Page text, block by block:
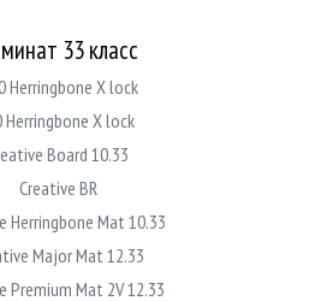
33 класс
Herringbone X lock
Herringbone X lock
Board 10.33
Creative BR
Herringbone Mat 10.33
Major Mat 12.33
Premium Mat 2V 12.33